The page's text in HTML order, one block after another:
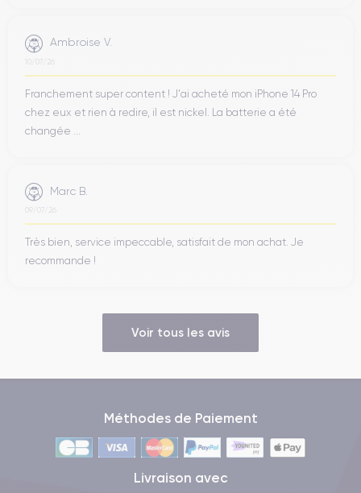
Ambroise V.
10/07/26
Franchement super content ! J'ai acheté mon iPhone 14 Pro
chez eux et rien à redire, il est nickel. La batterie a été
changée ...
Marc B.
09/07/26
Très bien, service impeccable, satisfait de mon achat. Je
recommande !
Voir tous les avis
Méthodes de Paiement
Livraison avec